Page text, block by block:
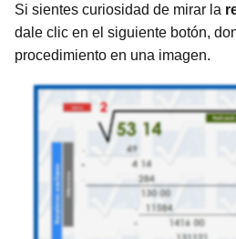
Si sientes curiosidad de mirar la
dale clic en el siguiente botón,
procedimiento en una imagen.